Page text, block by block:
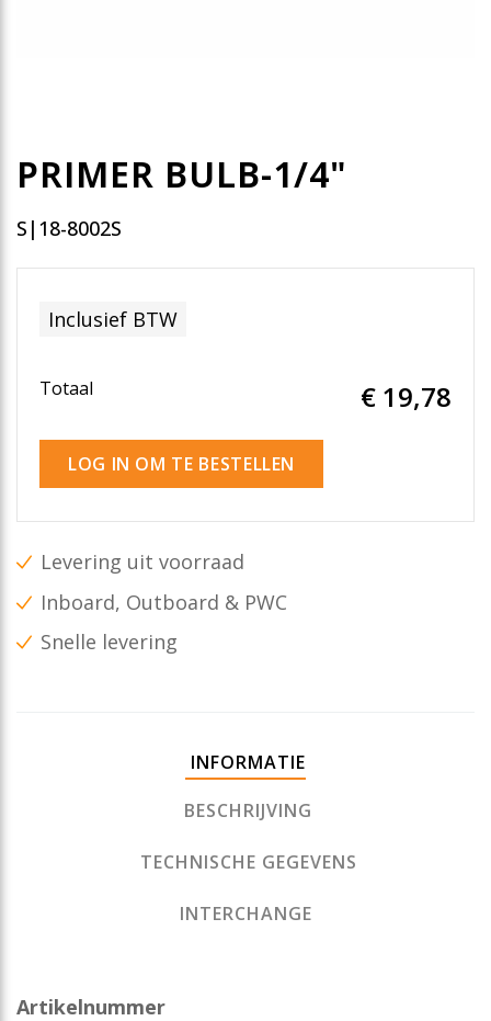
PRIMER BULB-1/4"
S|18-8002S
Inclusief BTW
Totaal € 19,78
LOG IN OM TE BESTELLEN
Levering uit voorraad
Inboard, Outboard & PWC
Snelle levering
INFORMATIE
BESCHRIJVING
TECHNISCHE GEGEVENS
INTERCHANGE
Artikelnummer